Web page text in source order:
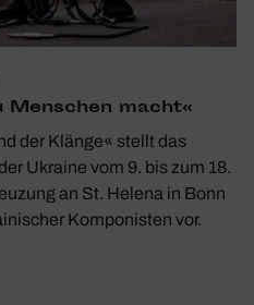
Menschen macht«
der Klänge« stellt das
Ukraine vom 9. bis zum 18.
an St. Helena in Bonn
Komponisten vor.